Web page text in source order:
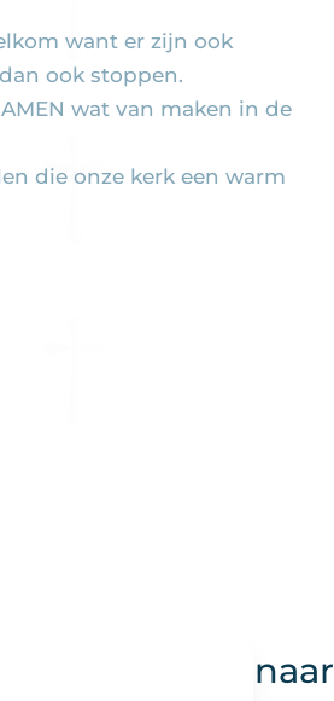
want er zijn ook
ook stoppen.
wat van maken in de
die onze kerk een warm
Snel naar